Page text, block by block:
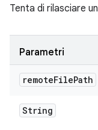
Tenta di rilasciare
Parametri
remoteFilePath
String